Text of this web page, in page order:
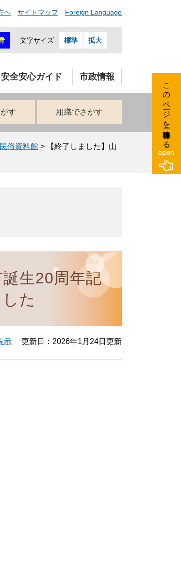
へ サイトマップ Foreign Language
文字サイズ 標準 拡大
安全安心ガイド 市政情報
す 組織でさがす
俗資料館 >
【終了しました】山
誕生20周年記
た
示 更新日：2026年1月24日更新
このページを一時保存する